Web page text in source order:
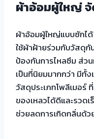
ผ้าอ้อมผู้ใหญ่ จั
ผ้าอ้อมผู้ใหญ่แบบซักไ
ใช้ผ้าฝ้ายร่วมกับวัสดุกั
ป้องกันการไหลซึม ส่ว
เป็นที่นิยมมากกว่า มีทั้
วัสดุประเภทโพลีเมอร์
ของเหลวได้ดีและรวด
ช่วยลดการเกิดกลิ่นด้ว